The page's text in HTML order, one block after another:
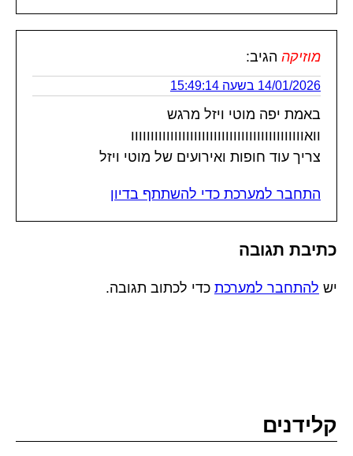
מוזיקה הגיב:
14/01/2026 בשעה 15:49:14
באמת יפה מוטי ויזל מרגש
וואוווווווווווווווווווווווווווווווווווווווווווו
צריך עוד חופות ואירועים של מוטי ויזל
התחבר למערכת כדי להשתתף בדיון
כתיבת תגובה
יש להתחבר למערכת כדי לכתוב תגובה.
קלידנים